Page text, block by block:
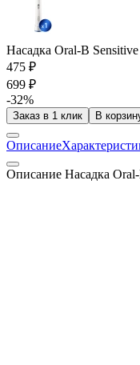
Насадка Oral-B
475 ₽
699 ₽
-32%
Заказ в 1 клик В
Описание
Описание Насадка